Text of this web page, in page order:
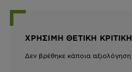
ΧΡΉΣΙΜΗ ΘΕΤΙΚΉ ΚΡΙΤΙΚΉ
Δεν βρέθηκε κάποια αξιολόγηση